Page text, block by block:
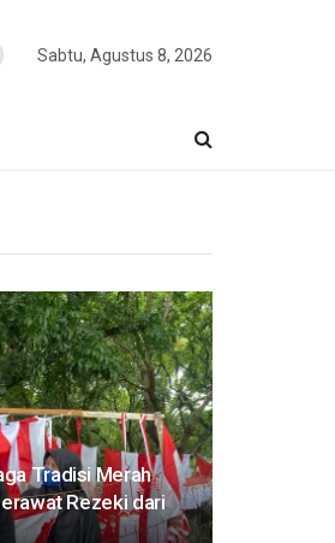
Sabtu, Agustus 8, 2026
Tradisi Merah
Rezeki dari